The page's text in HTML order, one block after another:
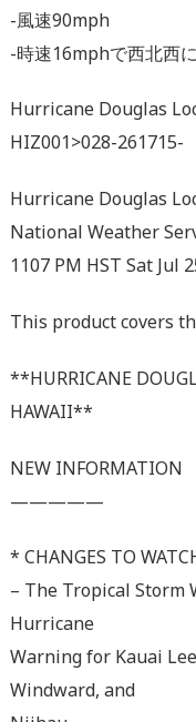
-風速90mph
-時速16mphで西北西
Hurricane Douglas
HIZ001>028-261715-
Hurricane Douglas
National Weather
1107 PM HST Sat Jul
This product covers
**HURRICANE
HAWAII**
NEW INFORMATION
—————
* CHANGES TO
– The Tropical Storm
Hurricane
Warning for Kauai
Windward, and